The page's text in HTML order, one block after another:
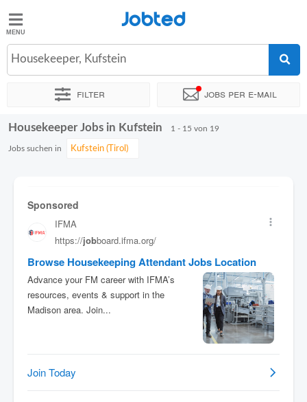
Jobted
Jobs
Jobted
Housekeeper, Kufstein
Filter Jobs per e-mail
Sortieren nach Genauer Standort Unternehmen
Housekeeper Jobs in Kufstein 1 - 15 von 19
Jobs suchen in